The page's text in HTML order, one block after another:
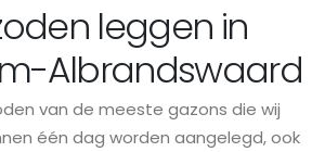
leggen in
Albrandswaard
van de meeste gazons die wij
één dag worden aangelegd, ook